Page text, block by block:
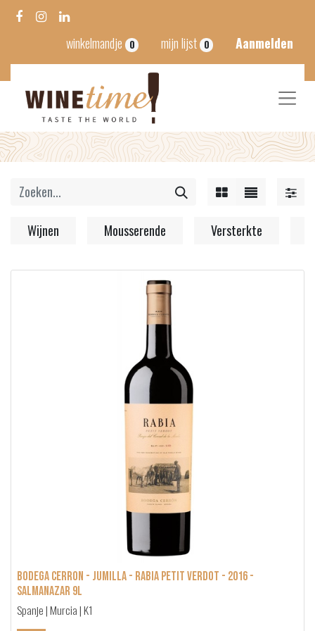
winkelmandje 0 mijn lijst 0 Aanmelden
Wijnen Mousserende Versterkte
Bodega Cerron - Jumilla - Rabia Petit Verdot - 2016 -
Salmanazar 9L
Spanje | Murcia | K1